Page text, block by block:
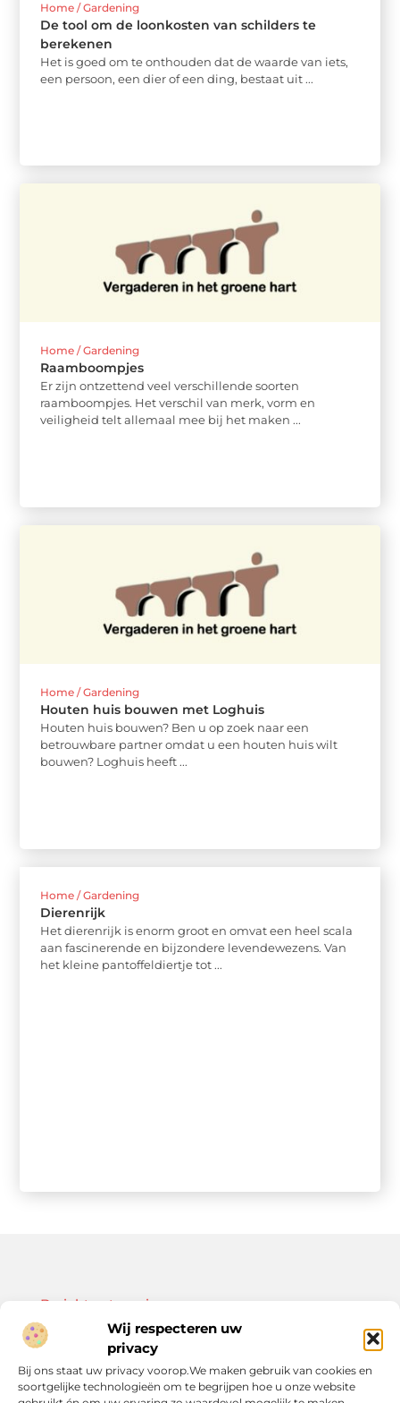
Wij respecteren uw
privacy
Bij ons staat uw privacy voorop.We maken gebruik van cookies en
soortgelijke technologieën om te begrijpen hoe u onze website
Home / Gardening
De tool om de loonkosten van schilders te
berekenen
Het is goed om te onthouden dat de waarde van iets,
een persoon, een dier of een ding, bestaat uit ...
Home / Gardening
Raamboompjes
Er zijn ontzettend veel verschillende soorten
raamboompjes. Het verschil van merk, vorm en
veiligheid telt allemaal mee bij het maken ...
Home / Gardening
Houten huis bouwen met Loghuis
Houten huis bouwen? Ben u op zoek naar een
betrouwbare partner omdat u een houten huis wilt
bouwen? Loghuis heeft ...
Home / Gardening
Dierenrijk
Het dierenrijk is enorm groot en omvat een heel scala
aan fascinerende en bijzondere levendewezens. Van
het kleine pantoffeldiertje tot ...
Onze informatie
Bericht categorie